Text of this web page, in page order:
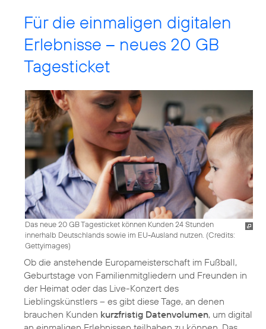
Für die einmaligen digitalen
Erlebnisse – neues 20 GB
Tagesticket
Das neue 20 GB Tagesticket können Kunden 24 Stunden
innerhalb Deutschlands sowie im EU-Ausland nutzen. (Credits:
Gettyimages)
Ob die anstehende Europameisterschaft im Fußball,
Geburtstage von Familienmitgliedern und Freunden in
der Heimat oder das Live-Konzert des
Lieblingskünstlers – es gibt diese Tage, an denen
brauchen Kunden kurzfristig Datenvolumen, um digital